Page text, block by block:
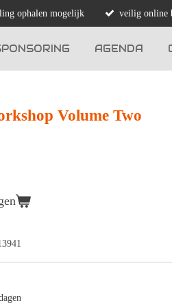
ophalen mogelijk veilig online
AGENDA
Volume Two